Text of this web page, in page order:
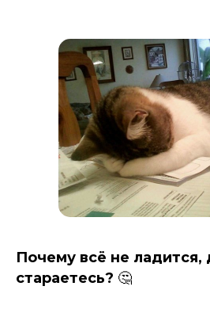
Почему всё не
стараетесь? 🤔